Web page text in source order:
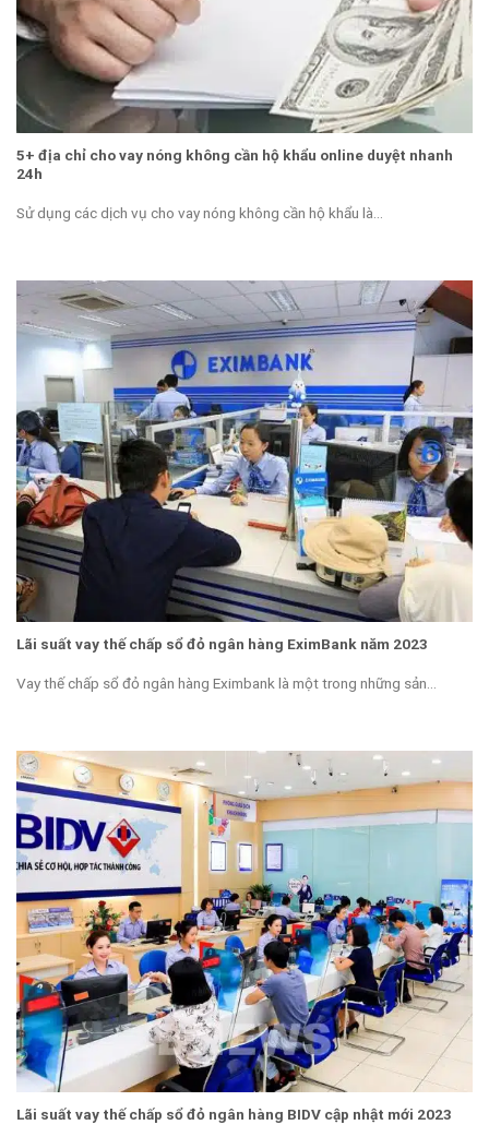
5+ địa chỉ cho vay nóng không cần hộ khẩu online duyệt nhanh
24h
Sử dụng các dịch vụ cho vay nóng không cần hộ khẩu là...
Lãi suất vay thế chấp sổ đỏ ngân hàng EximBank năm 2023
Vay thế chấp sổ đỏ ngân hàng Eximbank là một trong những sản...
Lãi suất vay thế chấp sổ đỏ ngân hàng BIDV cập nhật mới 2023